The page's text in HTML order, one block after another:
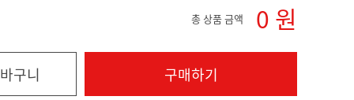
총 상품 금액 0 원
구니 구매하기